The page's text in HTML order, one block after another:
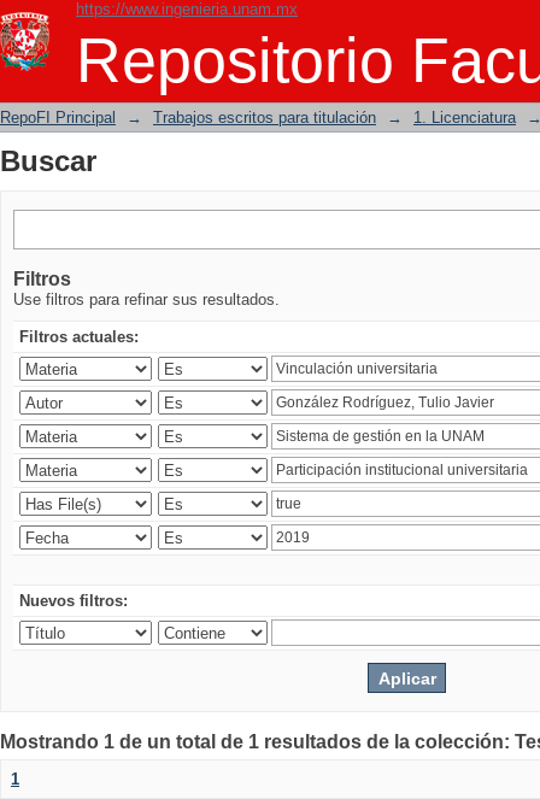
https://www.ingenieria.unam.mx
Repositorio
Buscar
RepoFI Principal → Trabajos escritos para titulación → 1. Licenciatura
Buscar
Filtros
Use filtros para refinar sus resultados.
Filtros actuales:
Nuevos filtros:
Mostrando 1 de un total de 1 resultados de la colección:
1